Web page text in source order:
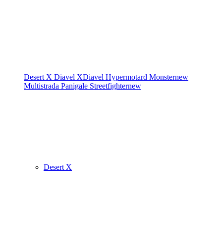
Desert X Diavel XDiavel Hypermotard Monsternew
Multistrada Panigale Streetfighternew
Desert X